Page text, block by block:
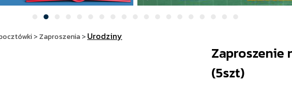
>Zaproszenia>Urodziny
Zaproszenie
(5szt)